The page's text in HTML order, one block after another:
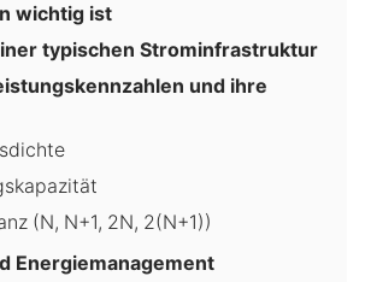
wichtig ist
typischen Strominfrastruktur
und ihre
(N, N+1, 2N, 2(N+1))
Energiemanagement